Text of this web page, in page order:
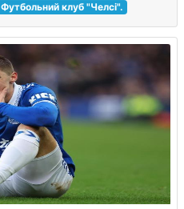
Футбольний клуб "Челсі".